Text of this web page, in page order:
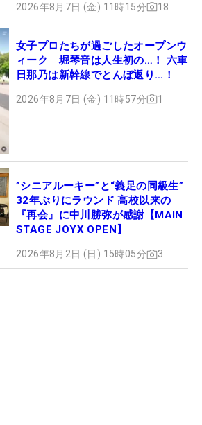
2026年8月7日 (金) 11時15分 18
女子プロたちが過ごしたオープンウ
ィーク 堀琴音は人生初の…！ 六車
日那乃は新幹線でとんぼ返り…！
2026年8月7日 (金) 11時57分 1
”シニアルーキー”と“義足の同級生”
32年ぶりにラウンド 高校以来の
『再会』に中川勝弥が感謝【MAIN
STAGE JOYX OPEN】
2026年8月2日 (日) 15時05分 3